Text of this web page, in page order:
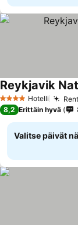
4 Tähtiluokitus
Hotelli
Reykjavik
8,2 Erittäin hyvä
Valitse päivät